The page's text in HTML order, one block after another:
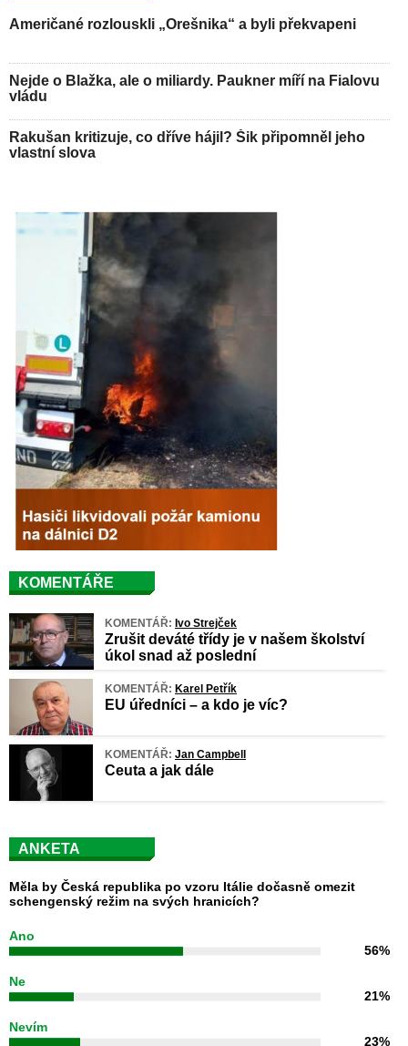
Američané rozlouskli „Orešnika“ a byli překvapeni
Nejde o Blažka, ale o miliardy. Paukner míří na Fialovu
vládu
Rakušan kritizuje, co dříve hájil? Šik připomněl jeho
vlastní slova
KOMENTÁŘE
KOMENTÁŘ: Ivo Strejček
Zrušit deváté třídy je v našem školství
úkol snad až poslední
KOMENTÁŘ: Karel Petřík
EU úředníci – a kdo je víc?
KOMENTÁŘ: Jan Campbell
Ceuta a jak dále
ANKETA
Měla by Česká republika po vzoru Itálie dočasně omezit
schengenský režim na svých hranicích?
Ano
56%
Ne
21%
Nevím
23%